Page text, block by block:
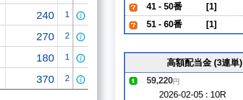
240 1
270 2
180 1
370 2
41 - 50番 [1]
51 - 60番 [1]
高額配当金 (3連単)
59,220円
2026-02-05 : 10R